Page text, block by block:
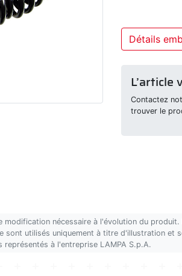
Détails
L’article
Contactez
trouver le
nécessaire à l'évolution du
sont utilisés uniquement à titre d'illustration
à l'entreprise LAMPA S.p.A.